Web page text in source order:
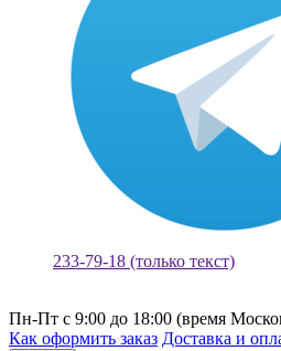
233-79-18 (только текст)
Пн-Пт с 9:00 до 18:00 (время
Как оформить заказ Доставка и